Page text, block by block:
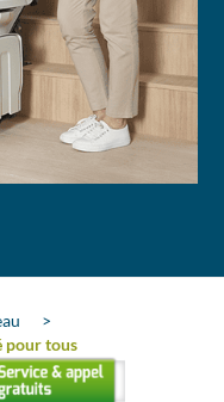
>
pour tous